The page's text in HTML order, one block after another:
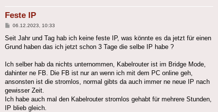
Feste IP
Beitrag
06.12.2023, 10:33
Seit Jahr und Tag hab ich keine feste IP, was könnte es da jetzt für einen
Grund haben das ich jetzt schon 3 Tage die selbe IP habe ?
Ich selber hab da nichts unternommen, Kabelrouter ist im Bridge Mode,
dahinter ne FB. Die FB ist nur an wenn ich mit dem PC online geh,
ansonsten ist die stromlos, normal gibts da auch immer ne neue IP nach
gewisser Zeit.
Ich habe auch mal den Kabelrouter stromlos gehabt für mehrere Stunden,
IP blieb gleich.